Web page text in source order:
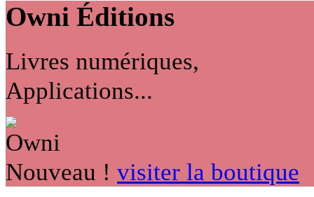
Owni Éditions
Livres numériques,
Applications...
Nouveau ! visiter la boutique